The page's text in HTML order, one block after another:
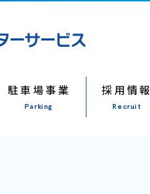
駐車場事業
Parking
採用情報
Recruit